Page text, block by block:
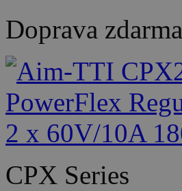
Doprava zdarma
CPX Series